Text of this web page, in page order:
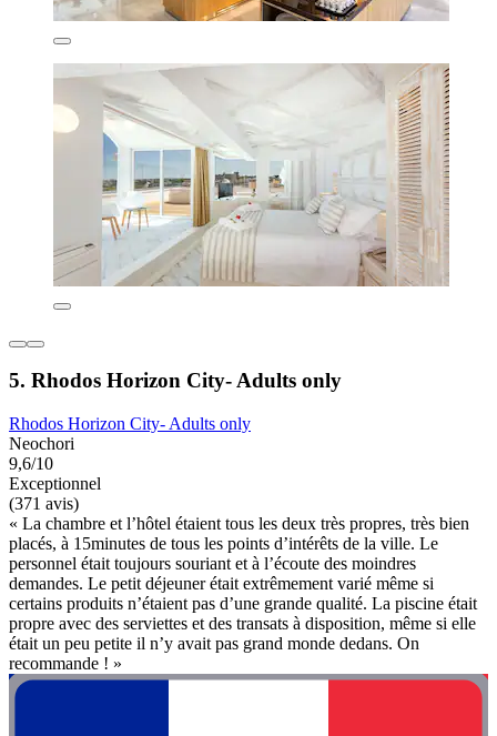
5. Rhodos Horizon City- Adults only
Rhodos Horizon City- Adults only
Neochori
9,6/10
Exceptionnel
(371 avis)
« La chambre et l’hôtel étaient tous les deux très propres, très bien
placés, à 15minutes de tous les points d’intérêts de la ville. Le
personnel était toujours souriant et à l’écoute des moindres
demandes. Le petit déjeuner était extrêmement varié même si
certains produits n’étaient pas d’une grande qualité. La piscine était
propre avec des serviettes et des transats à disposition, même si elle
était un peu petite il n’y avait pas grand monde dedans. On
recommande ! »